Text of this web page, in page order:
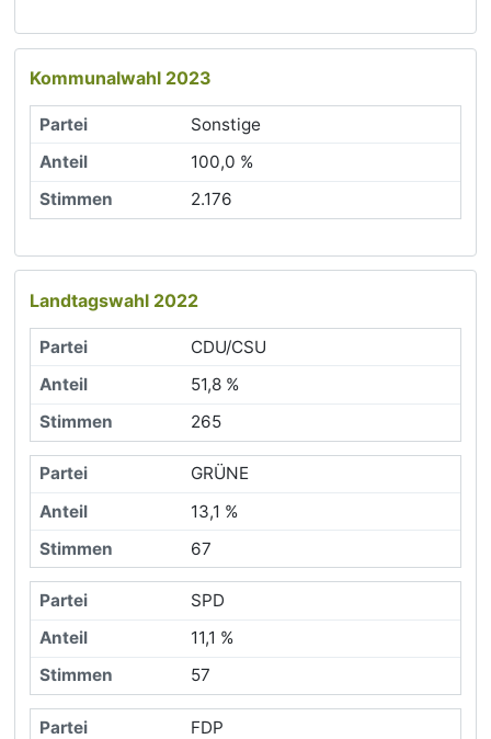
Kommunalwahl 2023
Sonstige
100,0 %
2.176
Landtagswahl 2022
CDU/CSU
51,8 %
265
GRÜNE
13,1 %
67
SPD
11,1 %
57
FDP